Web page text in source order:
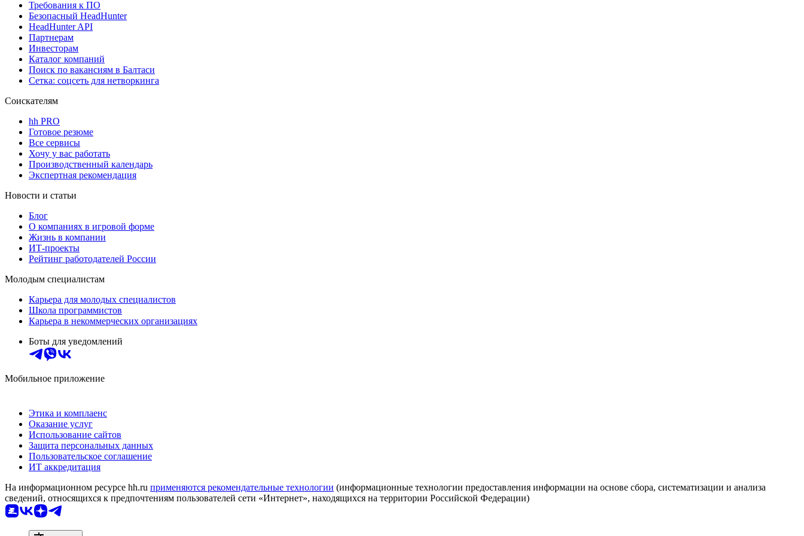
Требования к ПО
Безопасный HeadHunter
HeadHunter API
Партнерам
Инвесторам
Каталог компаний
Поиск по вакансиям в Балтаси
Сетка: соцсеть для нетворкинга
Соискателям
hh PRO
Готовое резюме
Все сервисы
Хочу у вас работать
Производственный календарь
Экспертная рекомендация
Новости и статьи
Блог
О компаниях в игровой форме
Жизнь в компании
ИТ-проекты
Рейтинг работодателей России
Молодым специалистам
Карьера для молодых специалистов
Школа программистов
Карьера в некоммерческих организациях
Боты для уведомлений
Мобильное приложение
Этика и комплаенс
Оказание услуг
Использование сайтов
Защита персональных данных
Пользовательское соглашение
ИТ аккредитация
На информационном ресурсе hh.ru применяются рекомендательные технологии (информационные технологии предоставления информации на основе сбора, систематизации и анализа
сведений, относящихся к предпочтениям пользователей сети «Интернет», находящихся на территории Российской Федерации)